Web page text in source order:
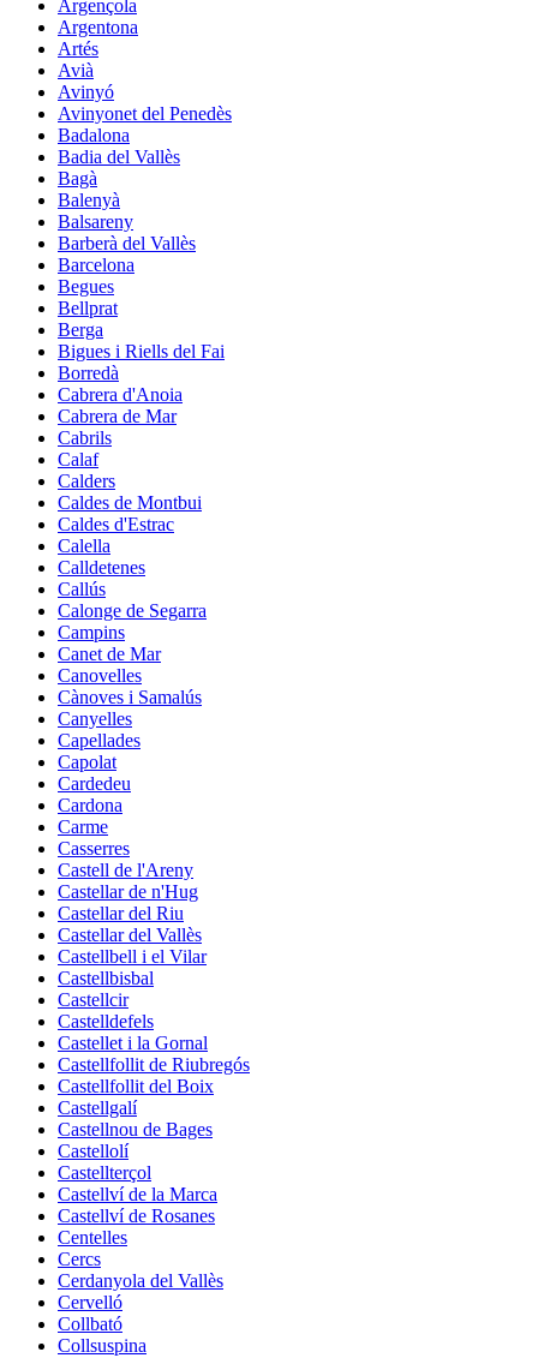
Argençola
Argentona
Artés
Avià
Avinyó
Avinyonet del Penedès
Badalona
Badia del Vallès
Bagà
Balenyà
Balsareny
Barberà del Vallès
Barcelona
Begues
Bellprat
Berga
Bigues i Riells del Fai
Borredà
Cabrera d'Anoia
Cabrera de Mar
Cabrils
Calaf
Calders
Caldes de Montbui
Caldes d'Estrac
Calella
Calldetenes
Callús
Calonge de Segarra
Campins
Canet de Mar
Canovelles
Cànoves i Samalús
Canyelles
Capellades
Capolat
Cardedeu
Cardona
Carme
Casserres
Castell de l'Areny
Castellar de n'Hug
Castellar del Riu
Castellar del Vallès
Castellbell i el Vilar
Castellbisbal
Castellcir
Castelldefels
Castellet i la Gornal
Castellfollit de Riubregós
Castellfollit del Boix
Castellgalí
Castellnou de Bages
Castellolí
Castellterçol
Castellví de la Marca
Castellví de Rosanes
Centelles
Cercs
Cerdanyola del Vallès
Cervelló
Collbató
Collsuspina